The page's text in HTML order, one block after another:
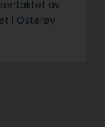
av
i Osterøy